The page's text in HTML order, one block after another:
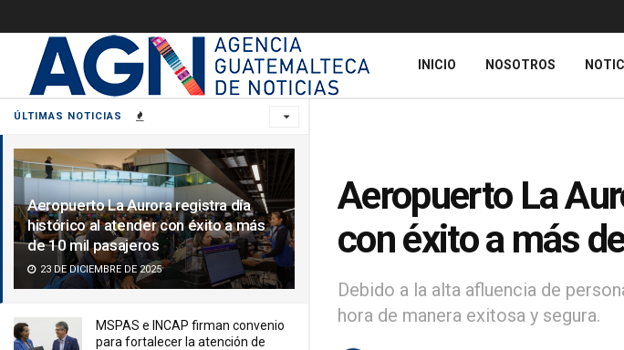
ÚLTIMAS NOTICIAS
Aeropuerto La Aurora registra día
histórico al atender con éxito a más
de 10 mil pasajeros
23 DE DICIEMBRE DE 2025
MSPAS e INCAP firman convenio
para fortalecer la atención de
INICIO NOSOTROS
Aeropuerto La
con éxito a más
Debido a la alta afluencia de
hora de manera exitosa y segura.